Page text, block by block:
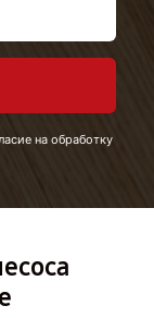
на обработку